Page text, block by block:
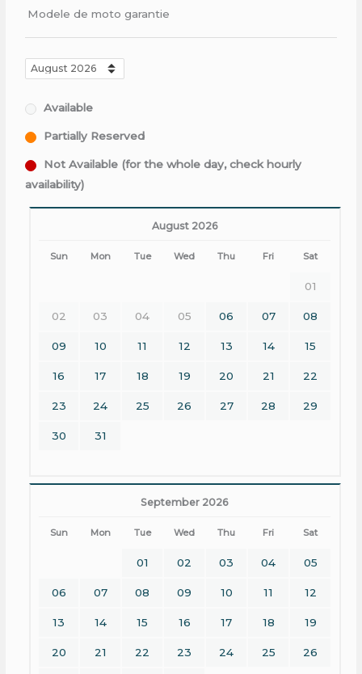
Modele de moto garantie
Available
Partially Reserved
Not Available (for the whole day, check hourly
availability)
August 2026
Sun Mon Tue Wed Thu Fri Sat
01
02 03 04 05 06 07 08
09 10 11 12 13 14 15
16 17 18 19 20 21 22
23 24 25 26 27 28 29
30 31
September 2026
Sun Mon Tue Wed Thu Fri Sat
01 02 03 04 05
06 07 08 09 10 11 12
13 14 15 16 17 18 19
20 21 22 23 24 25 26